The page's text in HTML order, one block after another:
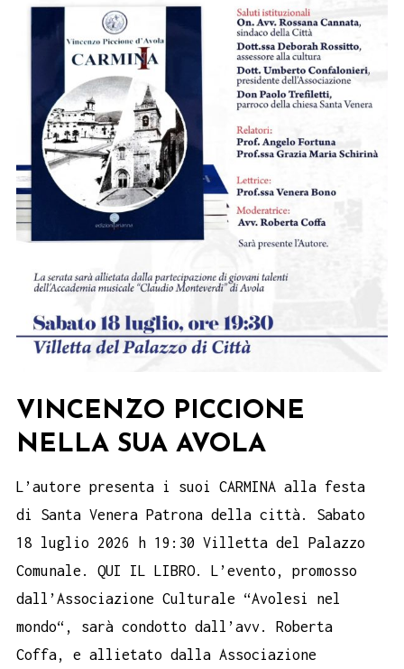
VINCENZO PICCIONE
NELLA SUA AVOLA
L’autore presenta i suoi CARMINA alla festa
di Santa Venera Patrona della città. Sabato
18 luglio 2026 h 19:30 Villetta del Palazzo
Comunale. QUI IL LIBRO. L’evento, promosso
dall’Associazione Culturale “Avolesi nel
mondo“, sarà condotto dall’avv. Roberta
Coffa, e allietato dalla Associazione